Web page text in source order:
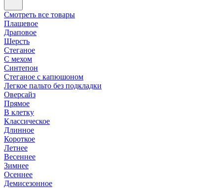
Смотреть все товары
Плащевое
Драповое
Шерсть
Стеганое
С мехом
Синтепон
Стеганое с капюшоном
Легкое пальто без подкладки
Оверсайз
Прямое
В клетку
Классическое
Длинное
Короткое
Летнее
Весеннее
Зимнее
Осеннее
Демисезонное